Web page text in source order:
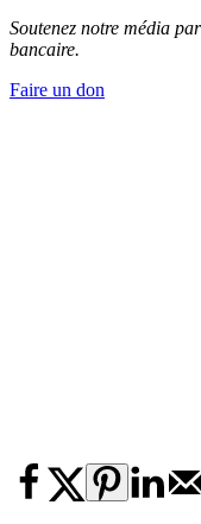
Soutenez notre média
bancaire.
Faire un don